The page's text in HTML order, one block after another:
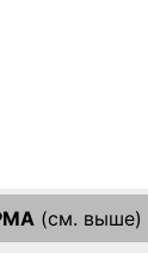
(см. выше)